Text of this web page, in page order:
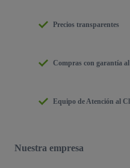
Precios transparentes
Compras con garantía
Equipo de Atención al
Nuestra empresa